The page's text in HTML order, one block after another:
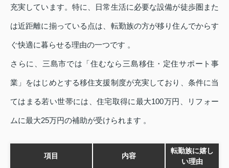
充実しています。特に、日常生活に必要な設備が徒歩圏また
は近距離に揃っている点は、転勤族の方が移り住んでからす
ぐ快適に暮らせる理由の一つです 。
さらに、三島市では「住むなら三島移住・定住サポート事
業」をはじめとする移住支援制度が充実しており、条件に当
てはまる若い世帯には、住宅取得に最大100万円、リフォー
ムに最大25万円の補助が受けられます 。
項目 内容
転勤族に嬉し
い理由